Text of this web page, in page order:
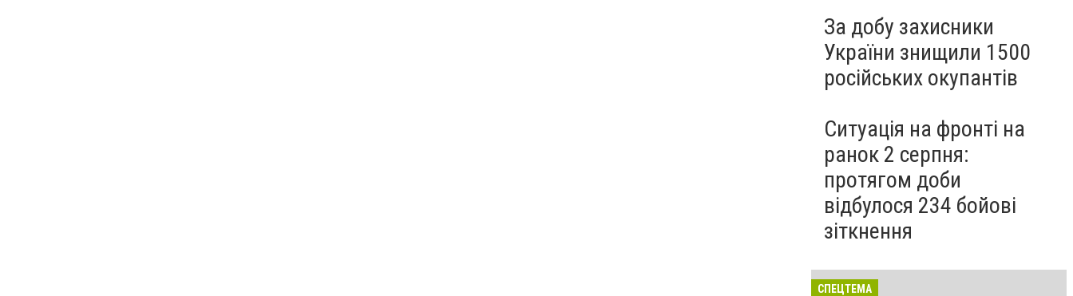
За добу захисники
України знищили 1500
російських окупантів
Ситуація на фронті на
ранок 2 серпня:
протягом доби
відбулося 234 бойові
зіткнення
СПЕЦТЕМА